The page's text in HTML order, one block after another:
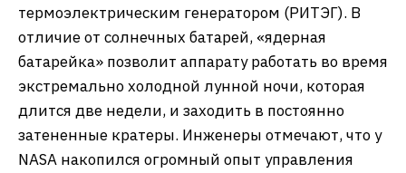
термоэлектрическим генератором (РИТЭГ). В
отличие от солнечных батарей, «ядерная
батарейка» позволит аппарату работать во время
экстремально холодной лунной ночи, которая
длится две недели, и заходить в постоянно
затененные кратеры. Инженеры отмечают, что у
NASA накопился огромный опыт управления